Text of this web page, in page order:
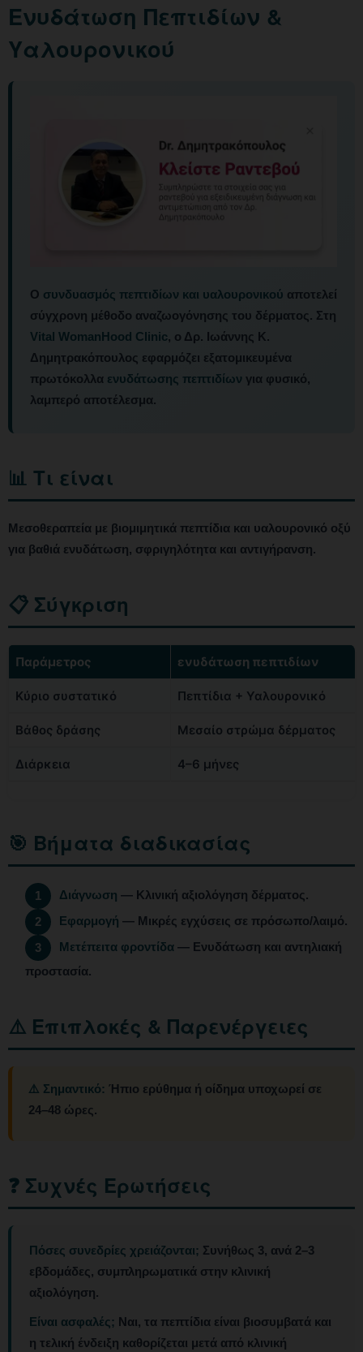
Ενυδάτωση Πεπτιδίων &
Υαλουρονικού
Ο συνδυασμός πεπτιδίων και υαλουρονικού αποτελεί
σύγχρονη μέθοδο αναζωογόνησης του δέρματος. Στη
Vital WomanHood Clinic, ο Δρ. Ιωάννης Κ.
Δημητρακόπουλος εφαρμόζει εξατομικευμένα
πρωτόκολλα ενυδάτωσης πεπτιδίων για φυσικό,
λαμπερό αποτέλεσμα.
📊 Τι είναι
Μεσοθεραπεία με βιομιμητικά πεπτίδια και υαλουρονικό οξύ
για βαθιά ενυδάτωση, σφριγηλότητα και αντιγήρανση.
📋 Σύγκριση
Παράμετρος ενυδάτωση πεπτιδίων
Κύριο συστατικό Πεπτίδια + Υαλουρονικό
Βάθος δράσης Μεσαίο στρώμα δέρματος
Διάρκεια 4–6 μήνες
🎯 Βήματα διαδικασίας
1 Διάγνωση — Κλινική αξιολόγηση δέρματος.
2
Εφαρμογή — Μικρές εγχύσεις σε πρόσωπο/λαιμό.
3
Μετέπειτα φροντίδα — Ενυδάτωση και αντηλιακή
προστασία.
⚠️ Επιπλοκές & Παρενέργειες
⚠️ Σημαντικό: Ήπιο ερύθημα ή οίδημα υποχωρεί σε
24–48 ώρες.
❓ Συχνές Ερωτήσεις
Πόσες συνεδρίες χρειάζονται; Συνήθως 3, ανά 2–3
εβδομάδες, συμπληρωματικά στην κλινική
αξιολόγηση.
Είναι ασφαλές; Ναι, τα πεπτίδια είναι βιοσυμβατά και
η τελική ένδειξη καθορίζεται μετά από κλινική